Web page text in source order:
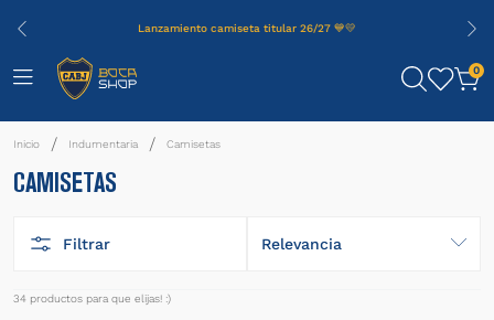
Lanzamiento camiseta titular 26/27 💙💛
0
Indumentaria Camisetas
CAMISETAS
Filtrar Relevancia
34 productos